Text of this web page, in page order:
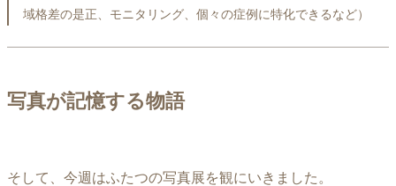
域格差の是正、モニタリング、個々の症例に特化できるなど）
写真が記憶する物語
そして、今週はふたつの写真展を観にいきました。